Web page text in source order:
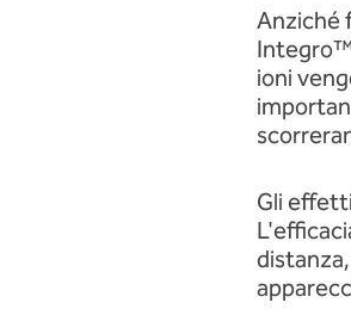
Anziché
ioni
Gli